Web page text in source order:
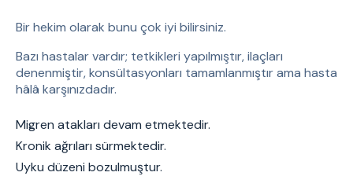
Bir hekim olarak bunu çok iyi bilirsiniz.
Bazı hastalar vardır; tetkikleri yapılmıştır, ilaçları
denenmiştir, konsültasyonları tamamlanmıştır ama hasta
hâlâ karşınızdadır.
Migren atakları devam etmektedir.
Kronik ağrıları sürmektedir.
Uyku düzeni bozulmuştur.